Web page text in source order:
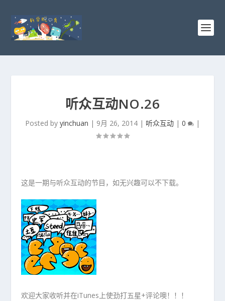
听众互动NO.26
Posted by yinchuan | 9月 26, 2014 | 听众互动 | 0 |
这是一期与听众互动的节目，如无兴趣可以不下载。
欢迎大家收听并在iTunes上使劲打五星+评论噢！！！